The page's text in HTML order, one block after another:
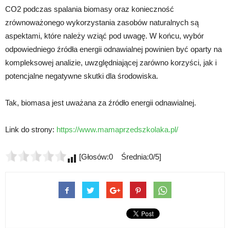
CO2 podczas spalania biomasy oraz konieczność
zrównoważonego wykorzystania zasobów naturalnych są
aspektami, które należy wziąć pod uwagę. W końcu, wybór
odpowiedniego źródła energii odnawialnej powinien być oparty na
kompleksowej analizie, uwzględniającej zarówno korzyści, jak i
potencjalne negatywne skutki dla środowiska.
Tak, biomasa jest uważana za źródło energii odnawialnej.
Link do strony: https://www.mamaprzedszkolaka.pl/
[Głosów:0 Średnia:0/5]